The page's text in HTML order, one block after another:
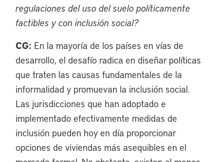
regulaciones del uso del suelo políticamente
factibles y con inclusión social?
CG: En la mayoría de los países en vías de
desarrollo, el desafío radica en diseñar políticas
que traten las causas fundamentales de la
informalidad y promuevan la inclusión social.
Las jurisdicciones que han adoptado e
implementado efectivamente medidas de
inclusión pueden hoy en día proporcionar
opciones de viviendas más asequibles en el